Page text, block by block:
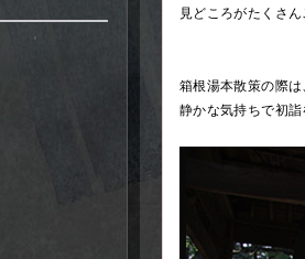
見どころがたくさん
箱根湯本散策の際
静かな気持ちで初